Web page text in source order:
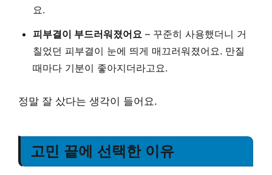
요.
피부결이 부드러워졌어요 – 꾸준히 사용했더니 거
칠었던 피부결이 눈에 띄게 매끄러워졌어요. 만질
때마다 기분이 좋아지더라고요.
정말 잘 샀다는 생각이 들어요.
고민 끝에 선택한 이유